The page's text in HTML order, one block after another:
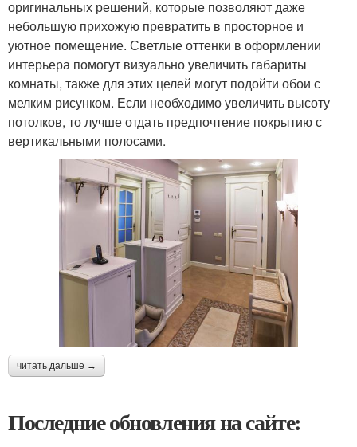
оригинальных решений, которые позволяют даже
небольшую прихожую превратить в просторное и
уютное помещение. Светлые оттенки в оформлении
интерьера помогут визуально увеличить габариты
комнаты, также для этих целей могут подойти обои с
мелким рисунком. Если необходимо увеличить высоту
потолков, то лучше отдать предпочтение покрытию с
вертикальными полосами.
читать дальше →
Последние обновления на сайте: